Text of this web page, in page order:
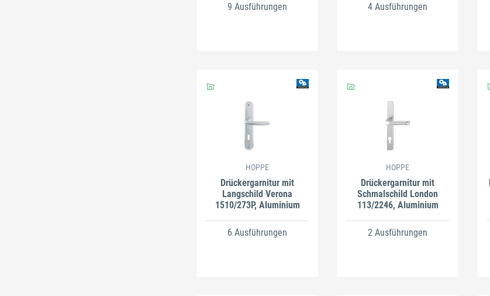
9 Ausführungen
4 Ausführungen
HOPPE
Drückergarnitur mit
Langschild Verona
1510/273P, Aluminium
6 Ausführungen
HOPPE
Drückergarnitur mit
Schmalschild London
113/2246, Aluminium
2 Ausführungen